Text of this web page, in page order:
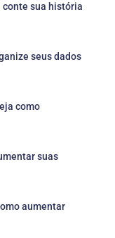
conte sua história
seus dados
como
suas
aumentar